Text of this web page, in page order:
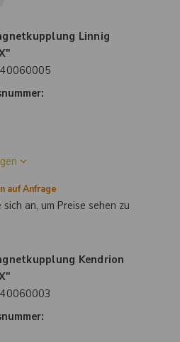
Linnig
40060005
auf Anfrage
sich an, um Preise sehen zu
Kendrion
40060003